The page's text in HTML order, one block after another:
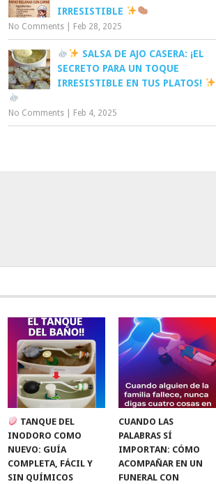
IRRESISTIBLE
No Comments Feb 28, 2025
SALSA DE AJO CASERA: ¡EL
SECRETO PARA UN TOQUE
IRRESISTIBLE EN TUS PLATOS!
No Comments Feb 4, 2025
TANQUE DEL
INODORO COMO
NUEVO: GUÍA
COMPLETA, FÁCIL Y
SIN QUÍMICOS
CUANDO LAS
PALABRAS SÍ
IMPORTAN: CÓMO
ACOMPAÑAR EN UN
FUNERAL CON